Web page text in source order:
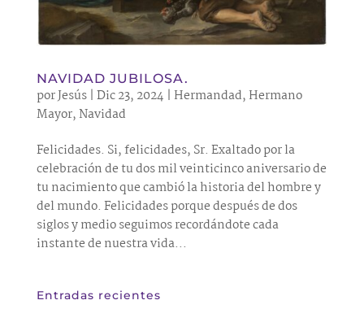
NAVIDAD JUBILOSA.
porJesús| Dic 23, 2024 | Hermandad,Hermano
Mayor,Navidad
Felicidades. Si, felicidades, Sr. Exaltado por la
celebración de tu dos mil veinticinco aniversario de
tu nacimiento que cambió la historia del hombre y
del mundo. Felicidades porque después de dos
siglos y medio seguimos recordándote cada
instante de nuestra vida...
Entradas recientes